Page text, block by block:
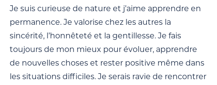
Je suis curieuse de nature et j’aime apprendre en
permanence. Je valorise chez les autres la
sincérité, l’honnêteté et la gentillesse. Je fais
toujours de mon mieux pour évoluer, apprendre
de nouvelles choses et rester positive même dans
les situations difficiles. Je serais ravie de rencontrer